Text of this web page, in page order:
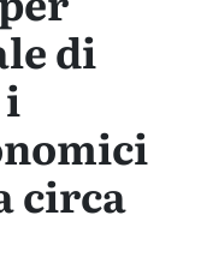
di
i
circa